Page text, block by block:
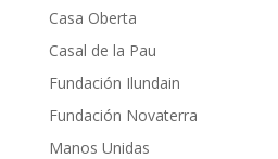
Casa Oberta
Casal de la Pau
Fundación Ilundain
Fundación Novaterra
Manos Unidas